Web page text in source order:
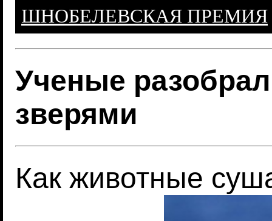
ШНОБЕЛЕВСКАЯ ПРЕМИЯ
Ученые
зверями
Как животные